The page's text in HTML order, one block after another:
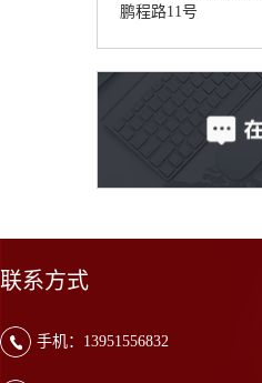
鹏程路11号
联系方式
手机：13951556832